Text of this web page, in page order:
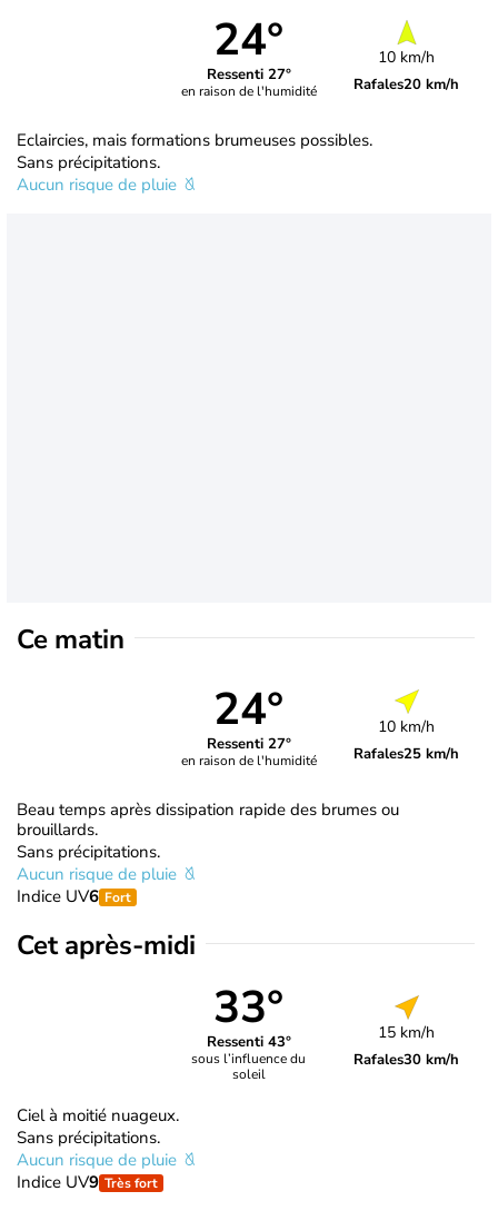
24°
Ressenti 27°
en raison de l'humidité
10 km/h
Rafales20 km/h
Eclaircies, mais formations brumeuses possibles.
Sans précipitations.
Aucun risque de pluie
Ce matin
24°
Ressenti 27°
en raison de l'humidité
10 km/h
Rafales25 km/h
Beau temps après dissipation rapide des brumes ou
brouillards.
Sans précipitations.
Aucun risque de pluie
Indice UV6 Fort
Cet après-midi
33°
Ressenti 43°
sous l’influence du
soleil
15 km/h
Rafales30 km/h
Ciel à moitié nuageux.
Sans précipitations.
Aucun risque de pluie
Indice UV9 Très fort